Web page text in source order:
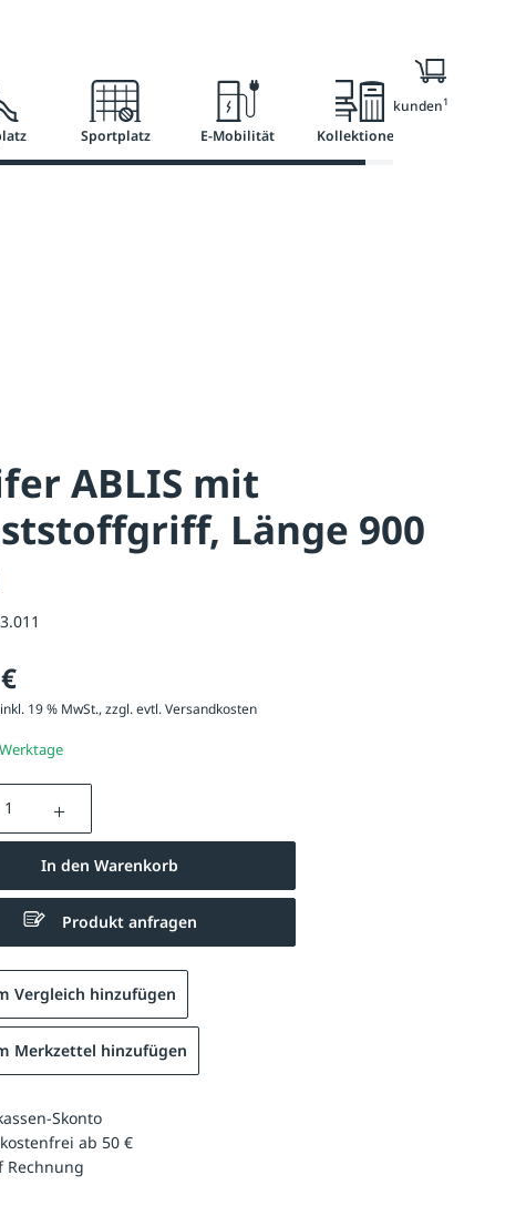
Sportplatz E-Mobilität Kollektionen
Nur für Geschäftskunden1
ABLIS mit
Länge 900
19 % MwSt., zzgl. evtl.Versandkosten
Anzahl: Gib den gewünschten Wert ein oder
In den Warenkorb
Produkt anfragen
Vergleich hinzufügen
Merkzettel hinzufügen
Skonto
ab 50 €
Rechnung
Greifer ABLIS mit Kunststoffgriff, Greiferkopf